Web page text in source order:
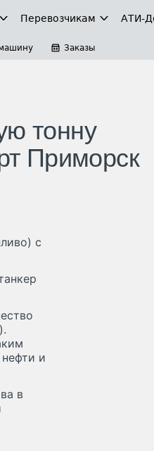
Перевозчикам АТИ-
Заказы
тонну
Приморск
с
и
в